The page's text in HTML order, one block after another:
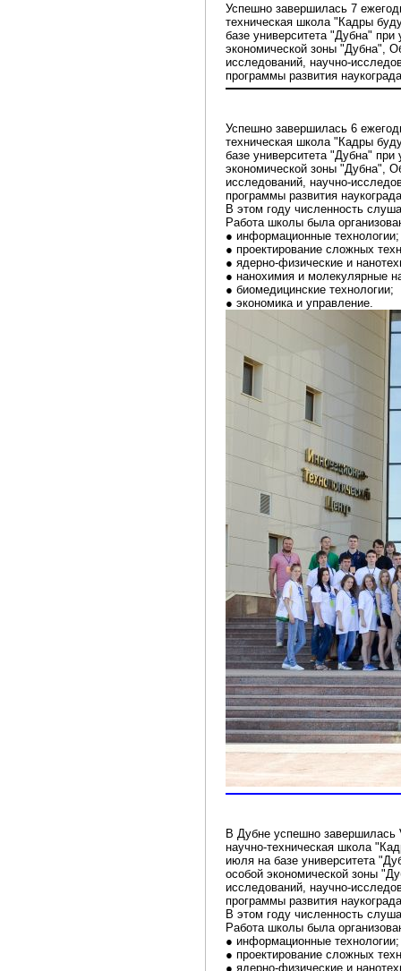
Успешно завершилась 7
техническая школа "Кадры
базе университета "Дубна" при
экономической зоны "Дубна",
исследований, научно-
программы развития
Успешно завершилась 6
техническая школа "Кадры
базе университета "Дубна" при
экономической зоны "Дубна",
исследований, научно-
программы развития
В этом году численность
Работа школы была
● информационные технологии;
● проектирование сложных
● ядерно-физические и
● нанохимия и молекулярные
● биомедицинские технологии;
● экономика и управление.
В Дубне успешно завершилась
научно-техническая школа
июля на базе университета
особой экономической зоны
исследований, научно-
программы развития
В этом году численность
Работа школы была
● информационные технологии;
● проектирование сложных
● ядерно-физические и